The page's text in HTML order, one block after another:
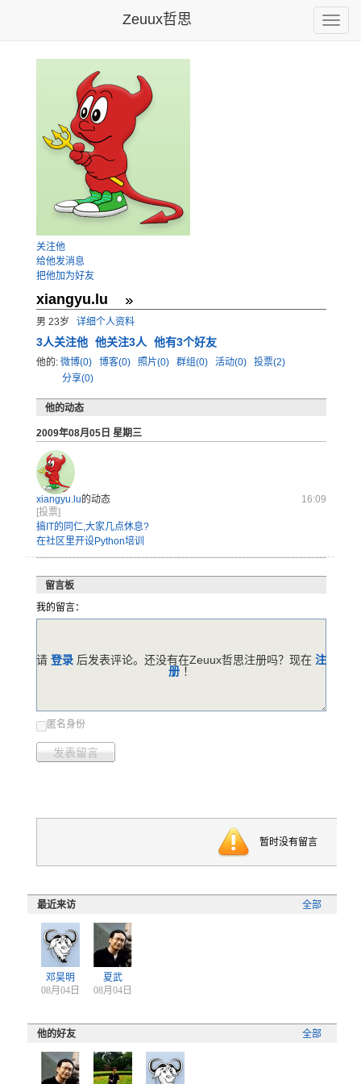
Toggle
Zeuux哲思
关注他
给他发消息
把他加为好友
xiangyu.lu
男 23岁 详细个人资料
3人关注他 他关注3人 他有3个好友
他的: 微博(0) 博客(0) 照片(0) 群组(0) 活动(0)
投票(2)
分享(0)
他的动态
2009年08月05日 星期三
xiangyu.lu的动态
16:09
[投票]
搞IT的同仁,大家几点休息?
在社区里开设Python培训
留言板
我的留言：
匿名身份
发表留言
请 登录 后发表评论。还没有在Zeuux哲思注册吗？现在 注
册 ！
暂时没有留言
全部
最近来访
邓昊明
08月04日
夏武
08月04日
全部
他的好友